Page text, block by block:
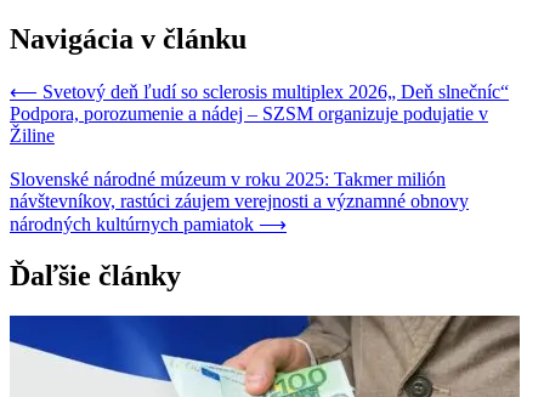
Navigácia v článku
⟵ Svetový deň ľudí so sclerosis multiplex 2026„ Deň slnečníc“
Podpora, porozumenie a nádej – SZSM organizuje podujatie v
Žiline
Slovenské národné múzeum v roku 2025: Takmer milión
návštevníkov, rastúci záujem verejnosti a významné obnovy
národných kultúrnych pamiatok ⟶
Ďaľšie články